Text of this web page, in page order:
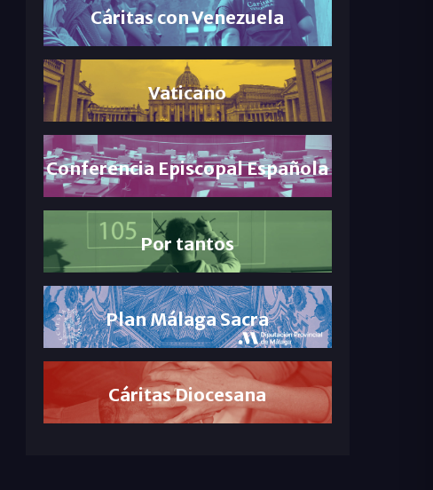
Cáritas con Venezuela
Vaticano
Conferencia Episcopal Española
Por tantos
Plan Málaga Sacra
Cáritas Diocesana